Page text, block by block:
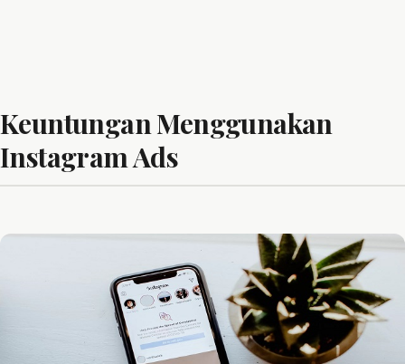
Keuntungan Menggunakan
Instagram Ads